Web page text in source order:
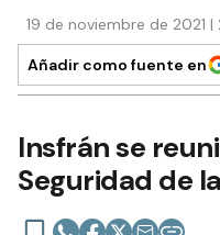
19 de noviembre de 2021
Añadir como fuente en
Insfrán se
Seguridad de